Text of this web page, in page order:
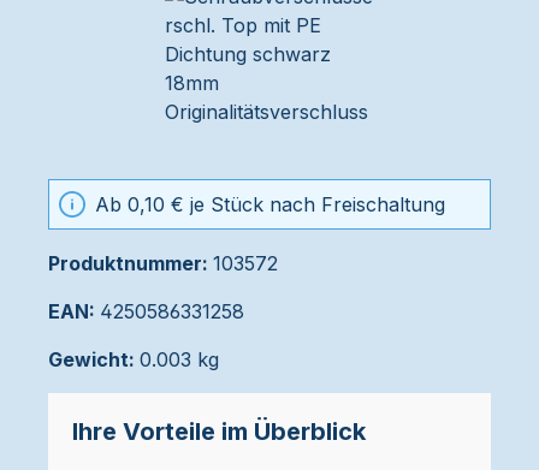
Ab 0,10 € je Stück nach Freischaltung
Produktnummer: 103572
EAN: 4250586331258
Gewicht: 0.003 kg
Ihre Vorteile im Überblick